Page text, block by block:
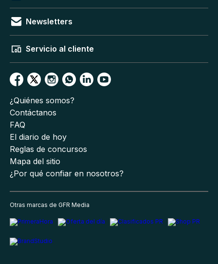
Newsletters
Servicio al cliente
¿Quiénes somos?
Contáctanos
FAQ
El diario de hoy
Reglas de concursos
Mapa del sitio
¿Por qué confiar en nosotros?
Otras marcas de GFR Media